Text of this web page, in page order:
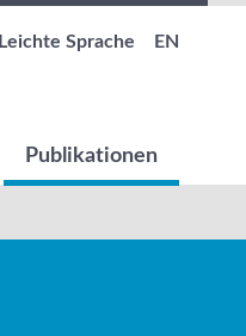
Publikationen
Leichte Sprache EN